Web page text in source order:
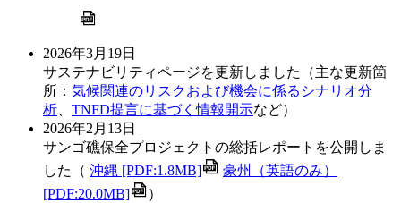
2026年3月19日
サステナビリティページを更新しました（主な更新箇
所： 気候関連のリスクおよび機会に係るシナリオ分
析
TNFD提言に基づく情報開示など）
2026年2月13日
サンゴ礁保全プロジェクトの総括レポートを公開しま
した（ 沖縄 [PDF:1.8MB]
豪州（英語のみ）
[PDF:20.0MB]
）